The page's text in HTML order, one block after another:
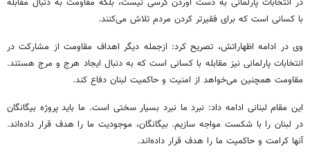
با کسانی است که برای فقیرتر کردن مردم تلاش می‌کنند.
وی در ادامه اظهاراتش، تصریح کرد: ازجمله دیگر اهداف مقاومت از مشارکت در
انتخابات پارلمانی نیز مقابله با کسانی است که به دنبال ایجاد هرج و مرج هستند.
مقاومت همچنین می‌خواهد از امنیت و حاکمیت لبنان دفاع کند.
این مقام لبنانی ادامه داد: نبرد ما نبرد بسیار سختی است. ما باید پروژه بیگانگان
در لبنان را با شکست مواجه سازیم. بیگانگان، موجودیت ما را هدف قرار داده‌اند.
آنها کرامت و حاکمیت ما را هدف قرار داده‌اند.